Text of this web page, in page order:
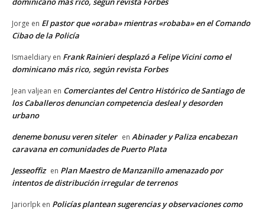
Jorge en El pastor que «oraba» mientras «robaba» en el Comando
Cibao de la Policía
Ismaeldiary en Frank Rainieri desplazó a Felipe Vicini como el
dominicano más rico, según revista Forbes
Jean valjean en Comerciantes del Centro Histórico de Santiago de
los Caballeros denuncian competencia desleal y desorden
urbano
deneme bonusu veren siteler en Abinader y Paliza encabezan
caravana en comunidades de Puerto Plata
Jesseoffiz en Plan Maestro de Manzanillo amenazado por
intentos de distribución irregular de terrenos
Jariorlpk en Policías plantean sugerencias y observaciones como